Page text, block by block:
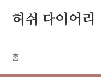
허쉬 다이어리
홈